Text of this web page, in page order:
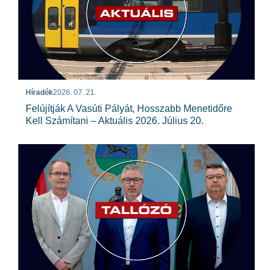
Híradók2026. 07. 21.
Felújítják A Vasúti Pályát, Hosszabb Menetidőre
Kell Számítani – Aktuális 2026. Július 20.